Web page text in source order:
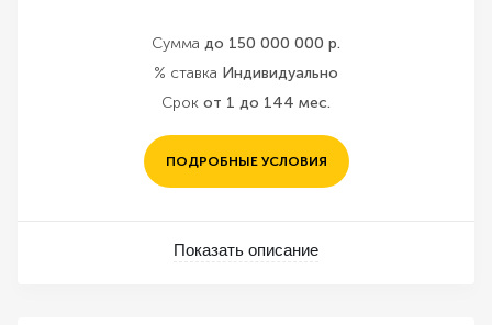
Сумма до 150 000 000 р.
% ставка Индивидуально
Срок от 1 до 144 мес.
ПОДРОБНЫЕ УСЛОВИЯ
Показать описание